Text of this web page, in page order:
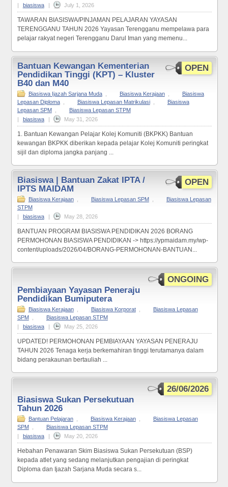
biasiswa July 1, 2026
TAWARAN BIASISWA/PINJAMAN PELAJARAN YAYASAN
TERENGGANU TAHUN 2026 Yayasan Terengganu mempelawa para
pelajar rakyat negeri Terengganu Darul Iman yang memenu...
OPEN
Bantuan Kewangan Kementerian
Pendidikan Tinggi (KPT) – Kluster
B40 dan M40
Biasiswa Ijazah Sarjana Muda Biasiswa Kerajaan
Biasiswa
Lepasan Diploma
Biasiswa Lepasan Matrikulasi
Biasiswa
Lepasan SPM
Biasiswa Lepasan STPM
|
biasiswa | May 31, 2026
1. Bantuan Kewangan Pelajar Kolej Komuniti (BKPKK) Bantuan
kewangan BKPKK diberikan kepada pelajar Kolej Komuniti peringkat
sijil dan diploma jangka panjang ...
OPEN
Biasiswa | Bantuan Zakat IPTA /
IPTS MAIDAM
Biasiswa Kerajaan Biasiswa Lepasan SPM
Biasiswa Lepasan
STPM
|
biasiswa | May 28, 2026
BANTUAN PROGRAM BIASISWA PENDIDIKAN 2026 BORANG
PERMOHONAN BIASISWA PENDIDIKAN -> https://ypmaidam.my/wp-
content/uploads/2026/04/BORANG-PERMOHONAN-BANTUAN...
ONGOING
Pembiayaan Yayasan Peneraju
Pendidikan Bumiputera
Biasiswa Kerajaan Biasiswa Korporat
Biasiswa Lepasan
SPM
Biasiswa Lepasan STPM
|
biasiswa | May 25, 2026
UPDATED! PERMOHONAN PEMBIAYAAN YAYASAN PENERAJU
TAHUN 2026 Tenaga kerja berkemahiran tinggi terutamanya dalam
bidang perakaunan bertauliah ...
26/06/2026
Biasiswa Sukan Persekutuan
Tahun 2026
Bantuan Pelajaran Biasiswa Kerajaan
Biasiswa Lepasan
SPM
Biasiswa Lepasan STPM
biasiswa May 20, 2026
Hebahan Penawaran Skim Biasiswa Sukan Persekutuan (BSP)
kepada atlet yang sedang melanjutkan pengajian di peringkat
Diploma dan Ijazah Sarjana Muda secara s...